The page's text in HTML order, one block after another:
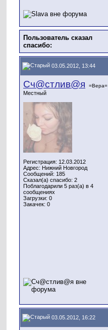
Пользователь сказал
cпасибо:
03.05.2012, 13:44
Сч@стлив@я =Вера=
Местный
Регистрация: 12.03.2012
Адрес: Нижний Новгород
Сообщений: 185
Сказал(а) спасибо: 2
Поблагодарили 5 раз(а) в 4
сообщениях
Загрузки: 0
Закачек: 0
03.05.2012, 16:22